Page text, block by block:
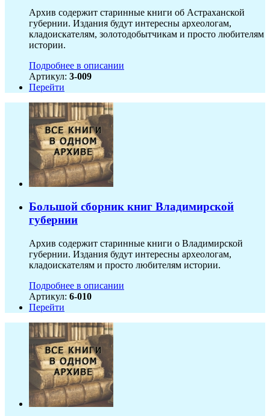
Архив содержит старинные книги об Астраханской
губернии. Издания будут интересны археологам,
кладоискателям, золотодобытчикам и просто любителям
истории.
Подробнее в описании
Артикул: 3-009
Перейти
Большой сборник книг Владимирской
губернии
Архив содержит старинные книги о Владимирской
губернии. Издания будут интересны археологам,
кладоискателям и просто любителям истории.
Подробнее в описании
Артикул: 6-010
Перейти